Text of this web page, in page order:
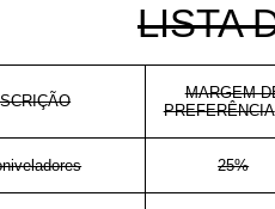
LISTA
MARGEM
PREFERÊNCIA
25%